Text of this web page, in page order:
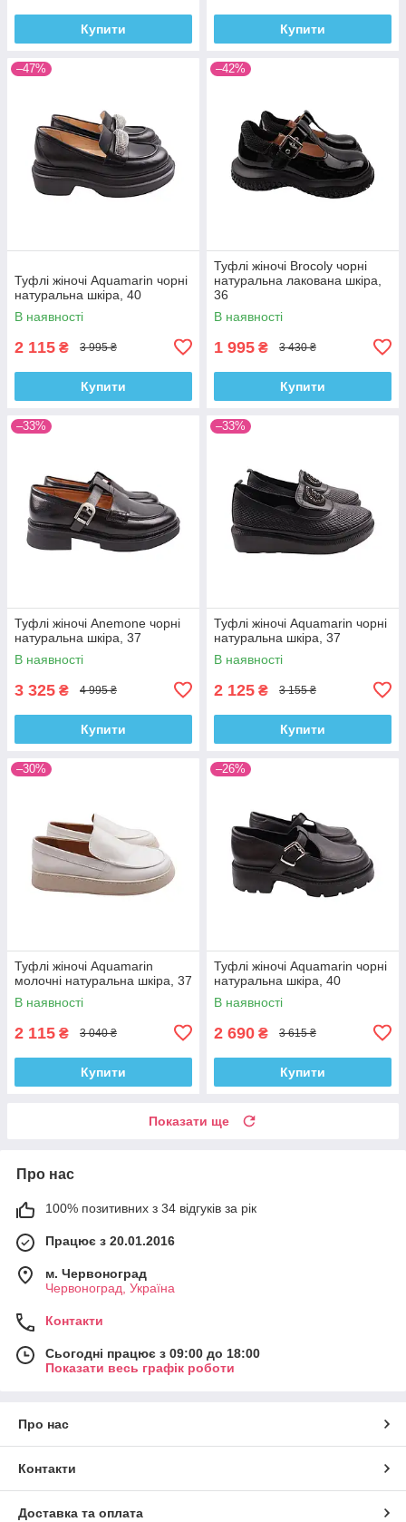
Купити Купити
–47%
Туфлі жіночі Aquamarin чорні
натуральна шкіра, 40
В наявності
2 115 ₴ 3 995 ₴
Купити
–42%
Туфлі жіночі Brocoly чорні
натуральна лакована шкіра,
36
В наявності
1 995 ₴ 3 430 ₴
Купити
–33%
Туфлі жіночі Anemone чорні
натуральна шкіра, 37
В наявності
3 325 ₴ 4 995 ₴
Купити
–33%
Туфлі жіночі Aquamarin чорні
натуральна шкіра, 37
В наявності
2 125 ₴ 3 155 ₴
Купити
–30%
Туфлі жіночі Aquamarin
молочні натуральна шкіра, 37
В наявності
2 115 ₴ 3 040 ₴
Купити
–26%
Туфлі жіночі Aquamarin чорні
натуральна шкіра, 40
В наявності
2 690 ₴ 3 615 ₴
Купити
Показати ще
Про нас
100% позитивних з 34 відгуків за рік
Працює з 20.01.2016
м. Червоноград
Червоноград, Україна
Контакти
Сьогодні працює з 09:00 до 18:00
Показати весь графік роботи
Про нас
Контакти
Доставка та оплата